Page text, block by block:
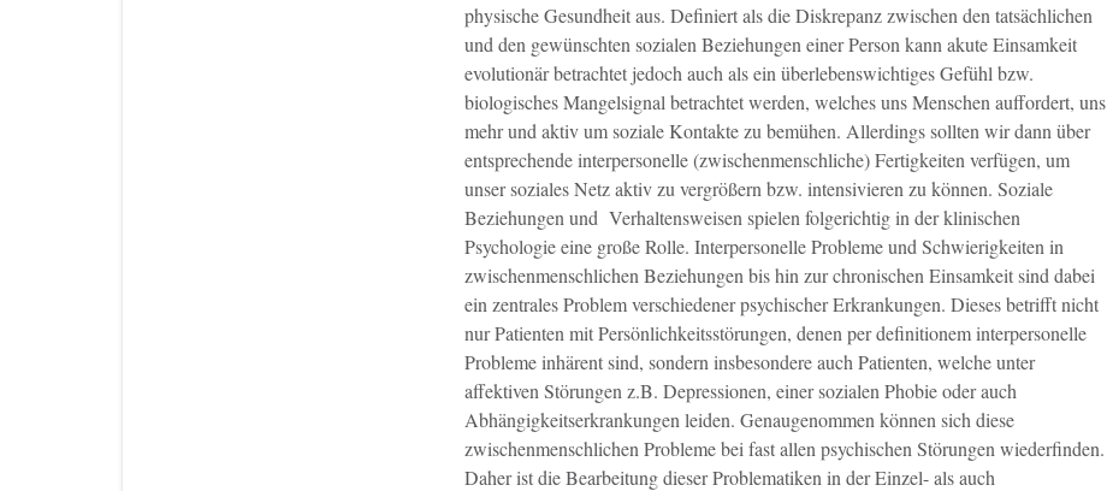
physische Gesundheit aus. Definiert als die Diskrepanz zwischen den tatsächlichen
und den gewünschten sozialen Beziehungen einer Person kann akute Einsamkeit
evolutionär betrachtet jedoch auch als ein überlebenswichtiges Gefühl bzw.
biologisches Mangelsignal betrachtet werden, welches uns Menschen auffordert, uns
mehr und aktiv um soziale Kontakte zu bemühen. Allerdings sollten wir dann über
entsprechende interpersonelle (zwischenmenschliche) Fertigkeiten verfügen, um
unser soziales Netz aktiv zu vergrößern bzw. intensivieren zu können. Soziale
Beziehungen und Verhaltensweisen spielen folgerichtig in der klinischen
Psychologie eine große Rolle. Interpersonelle Probleme und Schwierigkeiten in
zwischenmenschlichen Beziehungen bis hin zur chronischen Einsamkeit sind dabei
ein zentrales Problem verschiedener psychischer Erkrankungen. Dieses betrifft nicht
nur Patienten mit Persönlichkeitsstörungen, denen per definitionem interpersonelle
Probleme inhärent sind, sondern insbesondere auch Patienten, welche unter
affektiven Störungen z.B. Depressionen, einer sozialen Phobie oder auch
Abhängigkeitserkrankungen leiden. Genaugenommen können sich diese
zwischenmenschlichen Probleme bei fast allen psychischen Störungen wiederfinden.
Daher ist die Bearbeitung dieser Problematiken in der Einzel- als auch